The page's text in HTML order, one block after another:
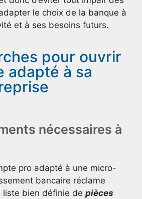
le choix de la banque à
et à ses besoins futurs.
pour ouvrir
adapté à sa
nécessaires à
pro adapté à une micro-
bancaire réclame
liste bien définie de pièces